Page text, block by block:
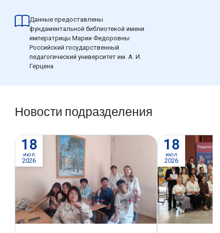
Данные предоставлены
фундаментальной библиотекой имени
императрицы Марии Федоровны
Российский государственный
педагогический университет им. А. И.
Герцена
Новости подразделения
18
июл
2026
18
июл
2026